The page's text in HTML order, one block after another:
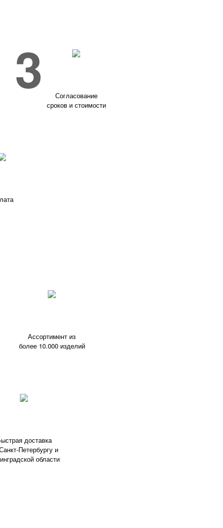
3
Согласование
сроков и стоимости
Ассортимент из
более 10.000 изделий
доставка
Петербургу и
области